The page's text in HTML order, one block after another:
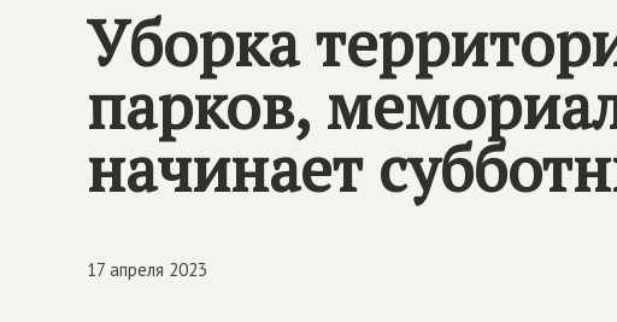
Уборка
парков,
начинает
17 апреля 2023